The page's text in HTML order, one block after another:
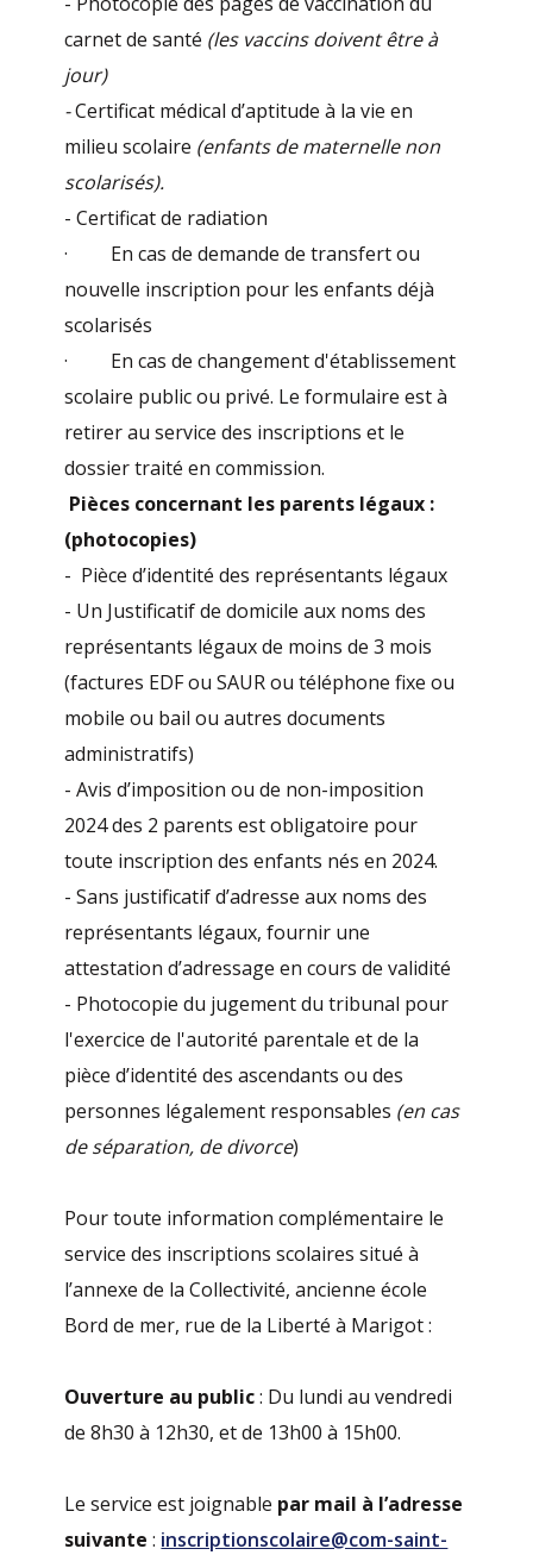
carnet de santé (les vaccins doivent être à
jour)
-Certificat médical d’aptitude à la vie en
milieu scolaire (enfants de maternelle non
scolarisés).
- Certificat de radiation
· En cas de demande de transfert ou
nouvelle inscription pour les enfants déjà
scolarisés
· En cas de changement d'établissement
scolaire public ou privé. Le formulaire est à
retirer au service des inscriptions et le
dossier traité en commission.
Pièces concernant les parents légaux :
(photocopies)
- Pièce d’identité des représentants légaux
- Un Justificatif de domicile aux noms des
représentants légaux de moins de 3 mois
(factures EDF ou SAUR ou téléphone fixe ou
mobile ou bail ou autres documents
administratifs)
- Avis d’imposition ou de non-imposition
2024 des 2 parents est obligatoire pour
toute inscription des enfants nés en 2024.
- Sans justificatif d’adresse aux noms des
représentants légaux, fournir une
attestation d’adressage en cours de validité
- Photocopie du jugement du tribunal pour
l'exercice de l'autorité parentale et de la
pièce d’identité des ascendants ou des
personnes légalement responsables (en cas
de séparation, de divorce)
Pour toute information complémentaire le
service des inscriptions scolaires situé à
l’annexe de la Collectivité, ancienne école
Bord de mer, rue de la Liberté à Marigot :
Ouverture au public: Du lundi au vendredi
de 8h30 à 12h30, et de 13h00 à 15h00.
Le service est joignable par mail à l’adresse
suivante : inscriptionscolaire@com-saint-